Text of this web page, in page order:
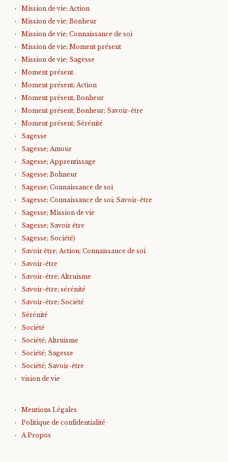
Mission de vie; Action
Mission de vie; Bonheur
Mission de vie; Connaissance de soi
Mission de vie; Moment présent
Mission de vie; Sagesse
Moment présent
Moment présent; Action
Moment présent; Bonheur
Moment présent; Bonheur; Savoir-être
Moment présent; Sérénité
Sagesse
Sagesse; Amour
Sagesse; Apprentissage
Sagesse; Bohneur
Sagesse; Connaissance de soi
Sagesse; Connaissance de soi; Savoir-être
Sagesse; Mission de vie
Sagesse; Savoir être
Sagesse; Société)
Savoir être; Action; Connaissance de soi
Savoir-être
Savoir-être; Altruisme
Savoir-être; sérénité
Savoir-être; Société
Sérénité
Société
Société; Altruisme
Société; Sagesse
Société; Savoir-être
vision de vie
Mentions Légales
Politique de confidentialité
A Propos